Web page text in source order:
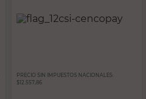
PRECIO SIN IMPUESTOS NACIONALES:
$12.557,86